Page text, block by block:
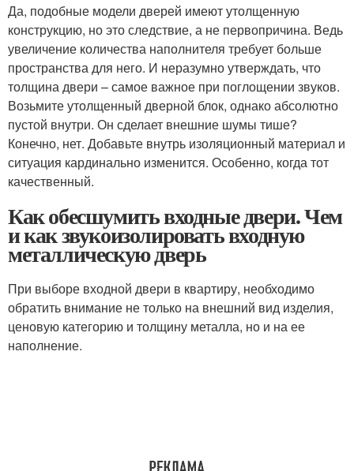
Да, подобные модели дверей имеют утолщенную
конструкцию, но это следствие, а не первопричина. Ведь
увеличение количества наполнителя требует больше
пространства для него. И неразумно утверждать, что
толщина двери – самое важное при поглощении звуков.
Возьмите утолщенный дверной блок, однако абсолютно
пустой внутри. Он сделает внешние шумы тише?
Конечно, нет. Добавьте внутрь изоляционный материал и
ситуация кардинально изменится. Особенно, когда тот
качественный.
Как обесшумить входные двери. Чем
и как звукоизолировать входную
металлическую дверь
При выборе входной двери в квартиру, необходимо
обратить внимание не только на внешний вид изделия,
ценовую категорию и толщину металла, но и на ее
наполнение.